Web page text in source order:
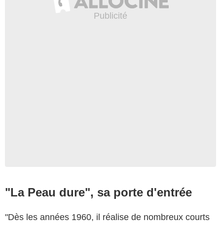
"La Peau dure", sa porte d'entrée
"Dès les années 1960, il réalise de nombreux courts